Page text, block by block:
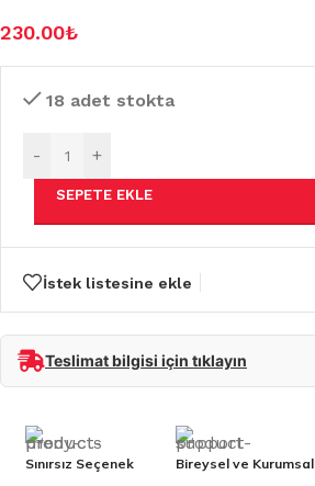
230.00₺
18 adet stokta
- +
SEPETE EKLE
İstek listesine ekle
Teslimat bilgisi için tıklayın
Sınırsız Seçenek Bireysel ve Kurumsal